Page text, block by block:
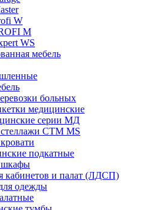
W
M
WS
мебель
больных
медицинские
серии МД
СТМ MS
подкатные
шкафы
кабинетов и палат (ЛДСП)
одежды